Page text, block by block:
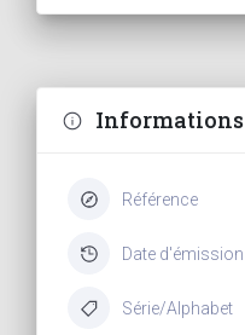
Informations
Référence
Date d'émission
Série/Alphabet